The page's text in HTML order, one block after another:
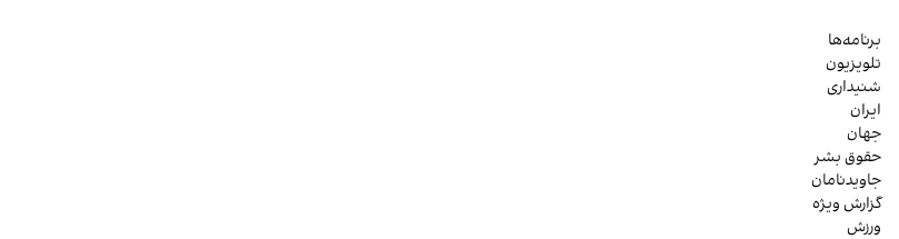
برنامه‌ها
تلویزیون
شنیداری
ایران
جهان
حقوق بشر
جاویدنامان
گزارش ویژه
ورزش